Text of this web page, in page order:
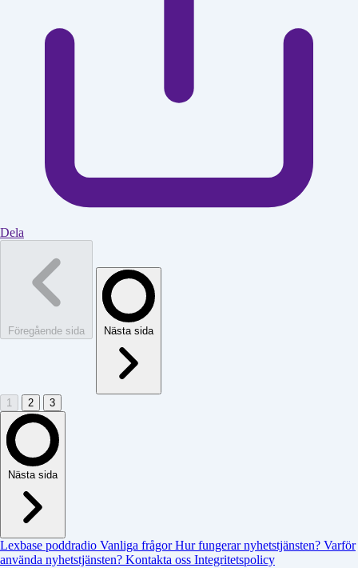
Dela
Föregående sida Nästa sida
1 2 3
Nästa sida
Lexbase poddradio Vanliga frågorHur fungerar nyhetstjänsten? Varför
använda nyhetstjänsten? Kontakta oss Integritetspolicy